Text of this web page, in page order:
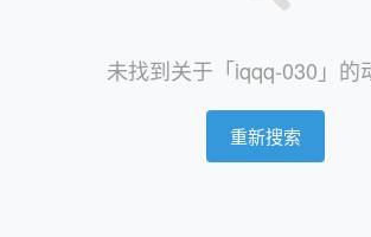
未找到关于「iqqq-030」的
重新搜索